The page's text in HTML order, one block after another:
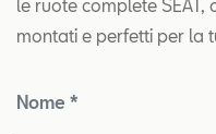
le ruote complete SEAT,
montati e perfetti per la
Nome *